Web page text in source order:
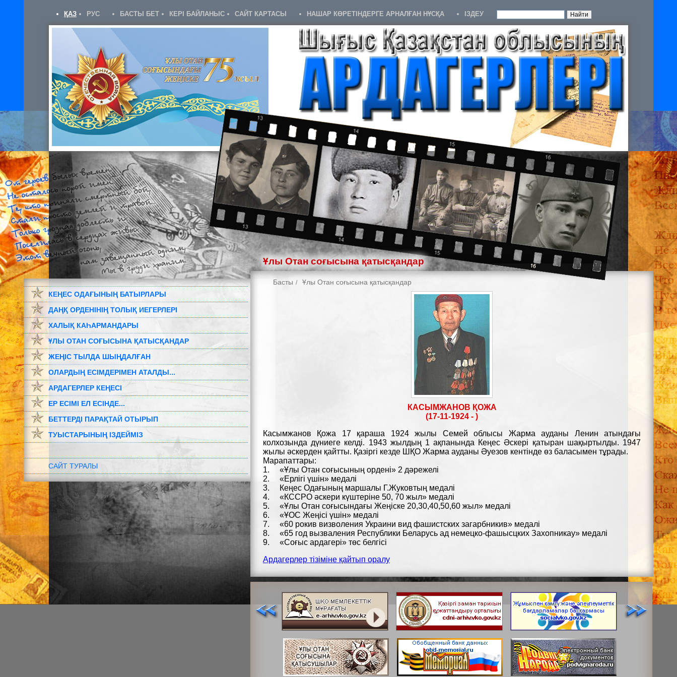
ҚАЗ РУС БАСТЫ БЕТ КЕРІ БАЙЛАНЫС САЙТ КАРТАСЫ НАШАР КӨРЕТІНДЕРГЕ АРНАЛҒАН НҰСҚА IЗДЕУ
Ұлы Отан соғысына қатысқандар
КЕҢЕС ОДАҒЫНЫҢ БАТЫРЛАРЫ
ДАҢҚ ОРДЕНІНІҢ ТОЛЫҚ ИЕГЕРЛЕРІ
ХАЛЫҚ КАҺАРМАНДАРЫ
ҰЛЫ ОТАН СОҒЫСЫНА ҚАТЫСҚАНДАР
ЖЕҢІС ТЫЛДА ШЫҢДАЛҒАН
ОЛАРДЫҢ ЕСІМДЕРІМЕН АТАЛДЫ...
АРДАГЕРЛЕР КЕҢЕСІ
ЕР ЕСІМІ ЕЛ ЕСІНДЕ...
БЕТТЕРДІ ПАРАҚТАЙ ОТЫРЫП
ТУЫСТАРЫНЫҢ ІЗДЕЙМІЗ
САЙТ ТУРАЛЫ
Басты Ұлы Отан соғысына қатысқандар
КАСЫМЖАНОВ ҚОЖА
(17-11-1924 - )
Касымжанов Қожа 17 қараша 1924 жылы Семей облысы Жарма ауданы Ленин атындағы
колхозында дүниеге келді. 1943 жылдың 1 ақпанында Кеңес Әскері қатыран шақыртылды. 1947
жылы әскерден қайтты. Қазіргі кезде ШҚО Жарма ауданы Әуезов кентінде өз баласымен тұрады.
Марапаттары:
1. «Ұлы Отан соғысының ордені» 2 дәрежелі
2. «Ерлігі үшін» медалі
3. Кеңес Одағының маршалы Г.Жуковтың медалі
4. «КССРО әскери күштеріне 50, 70 жыл» медалі
5. «Ұлы Отан соғысындағы Жеңіске 20,30,40,50,60 жыл» медалі
6. «ҰОС Жеңісі үшін» медалі
7. «60 рокив визволения Украини вид фашистских загарбникив» медалі
8. «65 год вызваления Республики Беларусь ад немецко-фашысцких Захопникау» медалі
9. «Соғыс ардагері» төс белгісі
Ардагерлер тізіміне қайтып оралу